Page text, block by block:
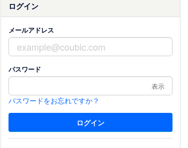
ログイン
メールアドレス
パスワード
表示
パスワードをお忘れですか？